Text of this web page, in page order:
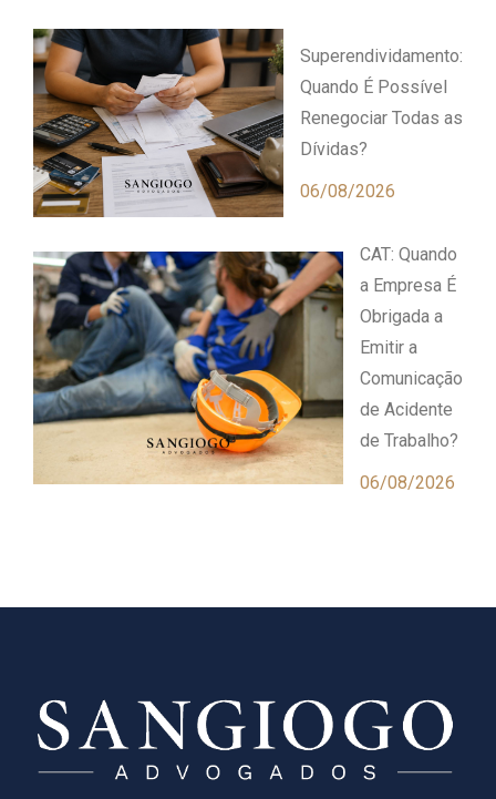
Superendividamento:
Quando É Possível
Renegociar Todas as
Dívidas?
06/08/2026
CAT: Quando
a Empresa É
Obrigada a
Emitir a
Comunicação
de Acidente
de Trabalho?
06/08/2026